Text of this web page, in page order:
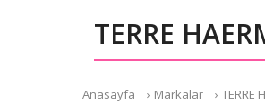
TERRE
Anasayfa Markalar TERRE